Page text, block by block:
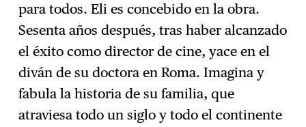
para todos. Eli es concebido en la obra.
Sesenta años después, tras haber alcanzado
el éxito como director de cine, yace en el
diván de su doctora en Roma. Imagina y
fabula la historia de su familia, que
atraviesa todo un siglo y todo el continente